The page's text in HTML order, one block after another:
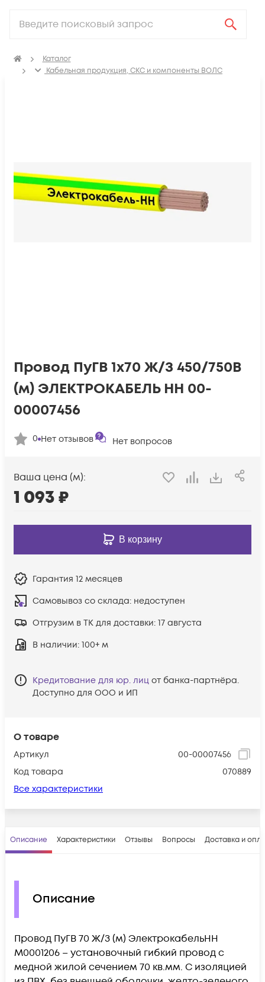
Каталог
Кабельная продукция, СКС и компоненты ВОЛС
О товаре
Артикул
00-00007456
Код товара
070889
Все характеристики
Провод ПуГВ 1х70 Ж/З 450/750В
(м) ЭЛЕКТРОКАБЕЛЬ НН 00-
00007456
0 Нет отзывов Нет вопросов
Ваша цена (м):
1 093₽
В корзину
Гарантия 12 месяцев
Самовывоз со склада: недоступен
Отгрузим в ТК для доставки: 17 августа
В наличии: 100+ м
Кредитование для юр. лиц от банка-партнёра.
Доступно для ООО и ИП
Описание Характеристики Отзывы Вопросы Доставка и
Описание
Провод ПуГВ 70 Ж/З (м) ЭлектрокабельНН
M0001206 – установочный гибкий провод с
медной жилой сечением 70 кв.мм. С изоляцией